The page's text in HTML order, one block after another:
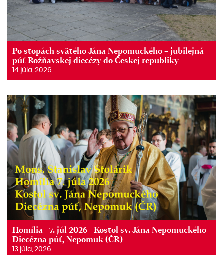
Po stopách svätého Jána Nepomuckého – jubilejná
púť Rožňavskej diecézy do Českej republiky
14 júla, 2026
Homília - 7. júl 2026 - Kostol sv. Jána Nepomuckého -
Diecézna púť, Nepomuk (ČR)
13 júla, 2026